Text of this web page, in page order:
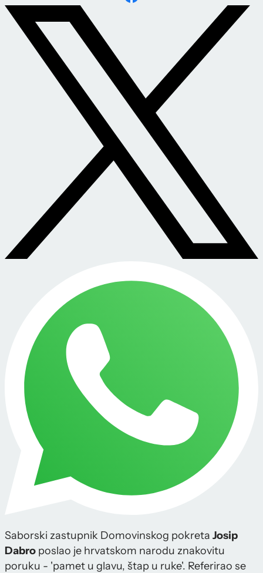
Saborski zastupnik Domovinskog pokreta Josip
Dabro poslao je hrvatskom narodu znakovitu
poruku - 'pamet u glavu, štap u ruke'. Referirao se